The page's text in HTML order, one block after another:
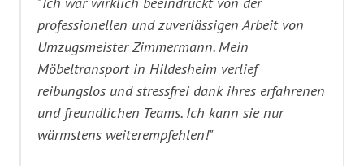
professionellen und zuverlässigen Arbeit von
Umzugsmeister Zimmermann. Mein
Möbeltransport in Hildesheim verlief
reibungslos und stressfrei dank ihres erfahrenen
und freundlichen Teams. Ich kann sie nur
wärmstens weiterempfehlen!"